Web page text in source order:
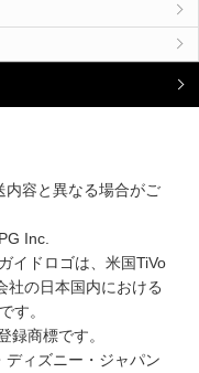
内容と異なる場合がご
Inc.
イドロゴは、米国TiVo
社の日本国内における
す。
録商標です。
ディズニー・ジャパン